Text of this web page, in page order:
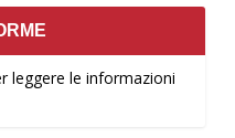
leggere le informazioni